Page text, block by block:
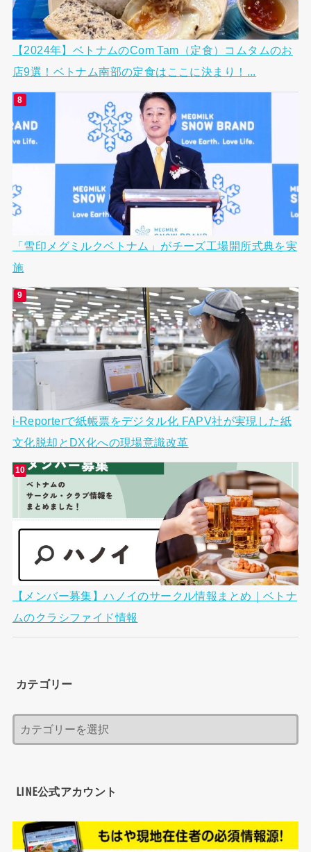
【2024年】ベトナムのCom Tam（定食）コムタムのお
店9選！ベトナム南部の定食はここに決まり！...
「雪印メグミルクベトナム」がチーズ工場開所式典を実
施
i-Reporterで紙帳票をデジタル化 FAPV社が実現した紙
文化脱却とDX化への現場意識改革
【メンバー募集】ハノイのサークル情報まとめ｜ベトナ
ムのクラシファイド情報
カテゴリー
LINE公式アカウント